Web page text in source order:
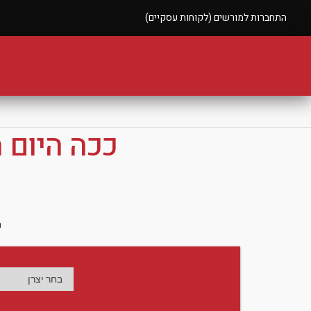
התחברות למורשים (לקוחות עסקיים)
ככה